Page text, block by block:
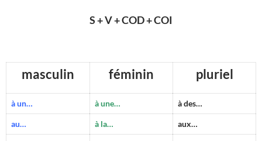
S + V + COD + COI
masculin féminin pluriel
à un… à une… à des…
au… à la… aux…